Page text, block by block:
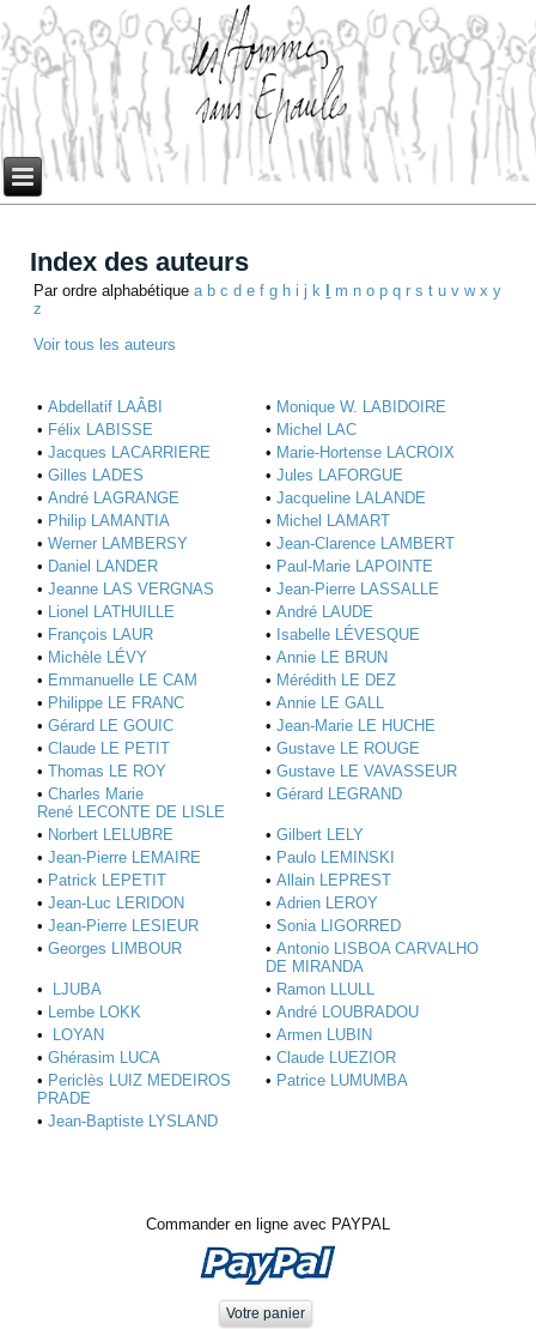
Index des auteurs
Par ordre alphabétiquea b c d e f g h i j k m n o p q r s t u v w x y
z
Voir tous les auteurs
•Abdellatif LAÂBI • Monique W. LABIDOIRE
• Félix LABISSE • Michel LAC
•Jacques LACARRIERE • Marie-Hortense LACROIX
•Gilles LADES •Jules LAFORGUE
•André LAGRANGE •Jacqueline LALANDE
• Philip LAMANTIA • Michel LAMART
•Werner LAMBERSY •Jean-Clarence LAMBERT
• Daniel LANDER • Paul-Marie LAPOINTE
•Jeanne LAS VERGNAS •Jean-Pierre LASSALLE
• Lionel LATHUILLE •André LAUDE
• François LAUR • Isabelle LÉVESQUE
• Michèle LÉVY •Annie LE BRUN
• Emmanuelle LE CAM • Mérédith LE DEZ
• Philippe LE FRANC •Annie LE GALL
•Gérard LE GOUIC •Jean-Marie LE HUCHE
•Claude LE PETIT •Gustave LE ROUGE
•Thomas LE ROY •Gustave LE VAVASSEUR
•Charles Marie
René LECONTE DE LISLE
•Gérard LEGRAND
• Norbert LELUBRE •Gilbert LELY
•Jean-Pierre LEMAIRE • Paulo LEMINSKI
• Patrick LEPETIT •Allain LEPREST
•Jean-Luc LERIDON •Adrien LEROY
•Jean-Pierre LESIEUR •Sonia LIGORRED
•Georges LIMBOUR •Antonio LISBOA CARVALHO
DE MIRANDA
•
LJUBA • Ramon LLULL
• Lembe LOKK •André LOUBRADOU
•
LOYAN •Armen LUBIN
•Ghérasim LUCA •Claude LUEZIOR
• Periclès LUIZ MEDEIROS
PRADE
• Patrice LUMUMBA
•Jean-Baptiste LYSLAND
Commander en ligne avec PAYPAL